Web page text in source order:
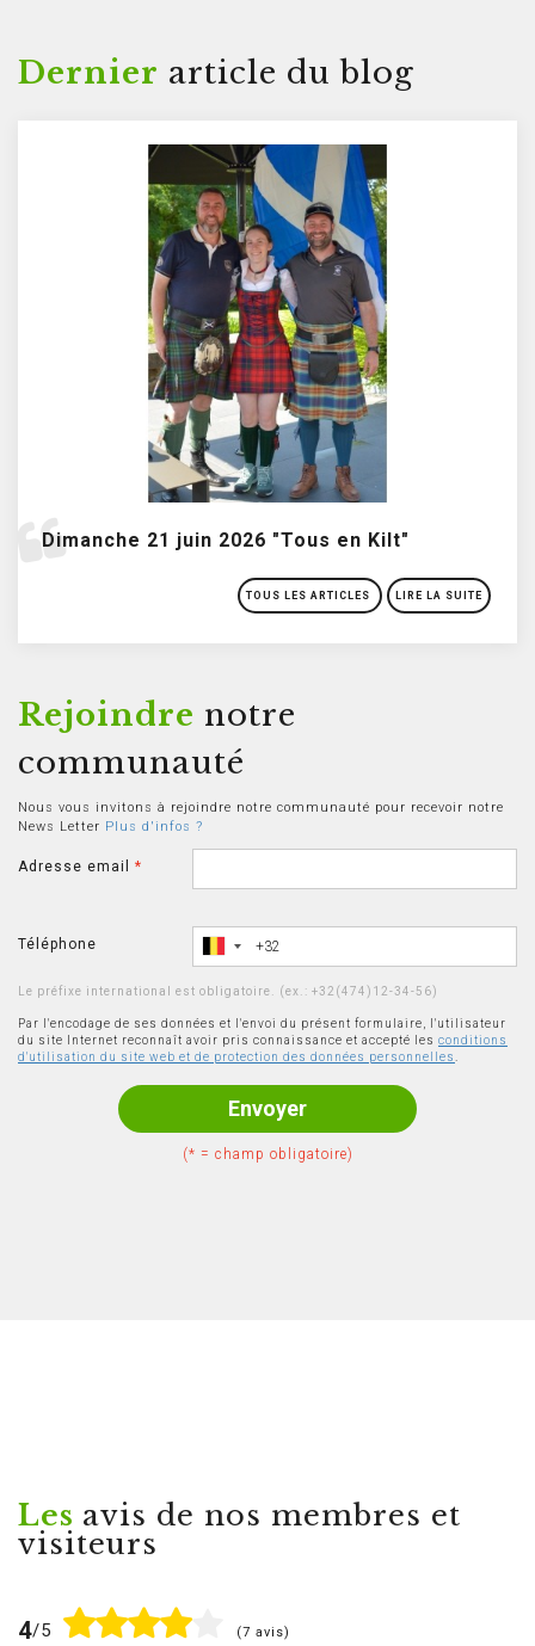
Dernier article du blog
Dimanche 21 juin 2026 "Tous en Kilt"
TOUS LES ARTICLES LIRE LA SUITE
Rejoindre notre
communauté
Nous vous invitons à rejoindre notre communauté pour recevoir notre
News Letter Plus d'infos ?
Adresse email *
Téléphone
Le préfixe international est obligatoire. (ex.: +32(474)12-34-56)
Par l'encodage de ses données et l'envoi du présent formulaire, l'utilisateur
du site Internet reconnaît avoir pris connaissance et accepté les conditions
d'utilisation du site web et de protection des données personnelles
Envoyer
(* = champ obligatoire)
Les avis de nos membres et
visiteurs
4/5 (7 avis)